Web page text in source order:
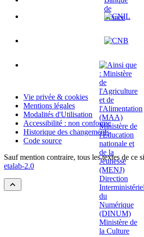
Vie privée & cookies
Mentions légales
Modalités d'Utilisation
Accessibilité : non conforme
Historique des changements
Code source
Sauf mention contraire, tous les textes de ce
etalab-2.0